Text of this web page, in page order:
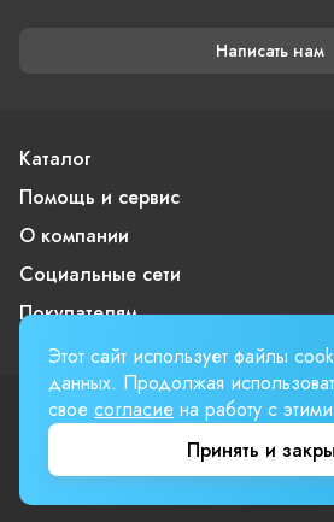
Написать нам
Каталог
Помощь и сервис
О компании
Социальные сети
Покупателям
Пользовательское
Публичная оферта
Вверх страницы
Этот сайт использует файлы
данных. Продолжая
свое согласие на работу с
Принять и